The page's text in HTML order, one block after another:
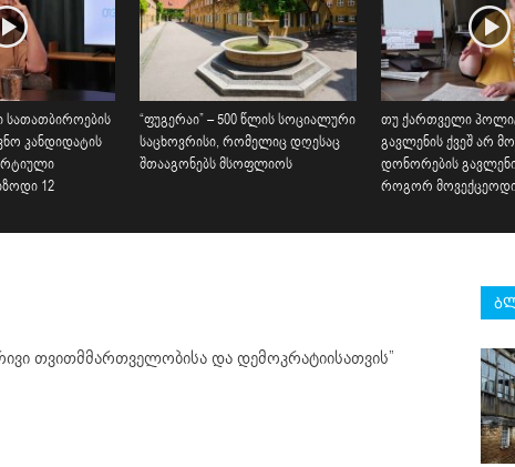
კანდიდატის
12
“ფუგერაი” – 500 წლის სოციალური
საცხოვრისი, რომელიც დღესაც
შთააგონებს მსოფლიოს
თუ ქართველი
გავლენის ქვეშ არ
დონორების
როგორ
თვითმმართველობისა და დემოკრატიისათვის”